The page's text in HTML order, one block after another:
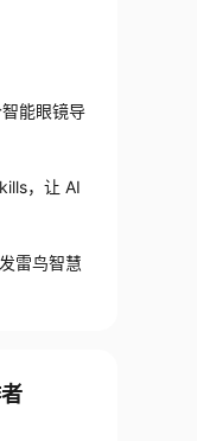
能眼镜导
，让 AI
雷鸟智慧